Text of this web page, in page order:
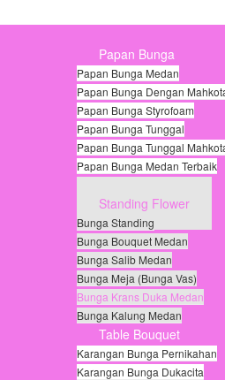
Papan Bunga
Papan Bunga Medan
Papan Bunga Dengan
Papan Bunga Styrofoam
Papan Bunga Tunggal
Papan Bunga Tunggal
Papan Bunga Medan Terbaik
Standing Flower
Bunga Standing
Bunga Bouquet Medan
Bunga Salib Medan
Bunga Meja (Bunga Vas)
Bunga Krans Duka Medan
Bunga Kalung Medan
Table Bouquet
Karangan Bunga Pernikahan
Karangan Bunga Dukacita